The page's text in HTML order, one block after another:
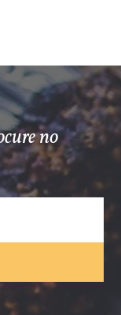
no